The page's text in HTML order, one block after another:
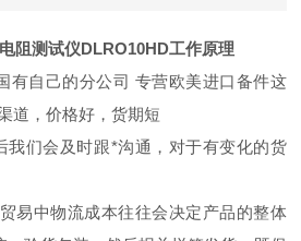
阻测试仪DLRO10HD工作原理
有自己的分公司 专营欧美进口备件这
道，价格好，货期短
们会及时跟*沟通，对于有变化的货
易中物流成本往往会决定产品的整体